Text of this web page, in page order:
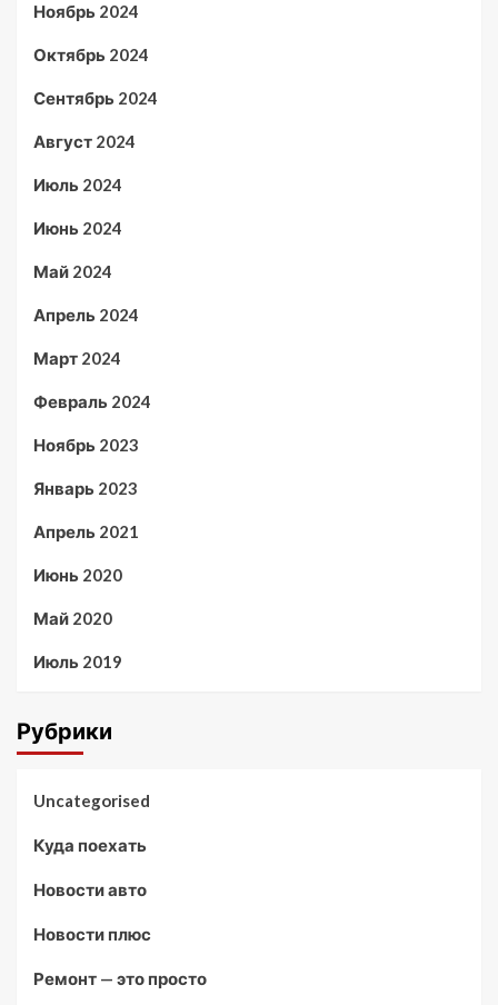
Ноябрь 2024
Октябрь 2024
Сентябрь 2024
Август 2024
Июль 2024
Июнь 2024
Май 2024
Апрель 2024
Март 2024
Февраль 2024
Ноябрь 2023
Январь 2023
Апрель 2021
Июнь 2020
Май 2020
Июль 2019
Рубрики
Uncategorised
Куда поехать
Новости авто
Новости плюс
Ремонт — это просто